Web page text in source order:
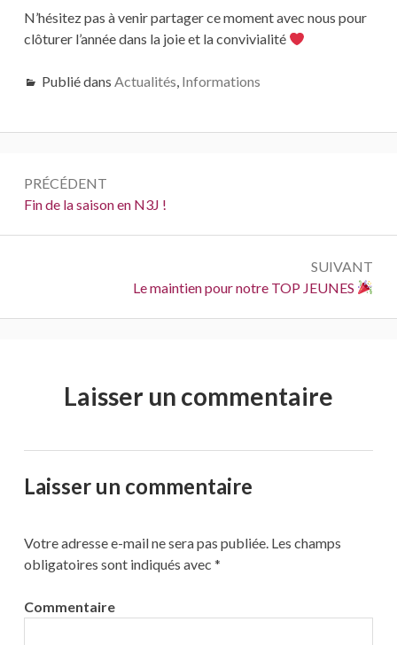
N’hésitez pas à venir partager ce moment avec nous pour
clôturer l’année dans la joie et la convivialité
Publié dans Actualités, Informations
Navigation
de
l’article
PRÉCÉDENT
Précédent :
Fin de la saison en N3J !
SUIVANT
Suivant :
Le maintien pour notre TOP JEUNES
Laisser un commentaire
Laisser un commentaire
Votre adresse e-mail ne sera pas publiée.Les champs
obligatoires sont indiqués avec *
Commentaire